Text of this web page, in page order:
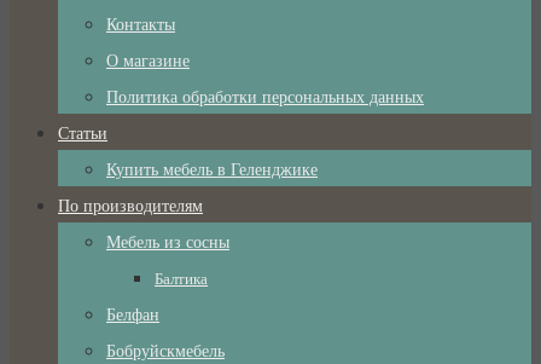
Контакты
О магазине
Политика обработки персональных данных
Статьи
Купить мебель в Геленджике
По производителям
Мебель из сосны
Балтика
Белфан
Бобруйскмебель